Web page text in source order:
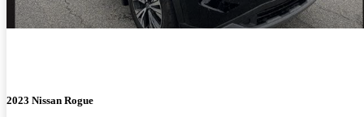
2023 Nissan Rogue